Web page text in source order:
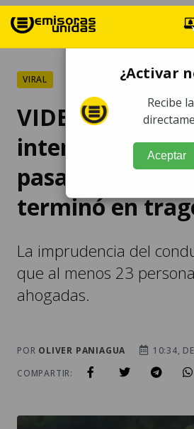
VIRAL
VIDEO: piloto
intentó pasar
pasajeros a
terminó en
La imprudencia del
que al menos 23
ahogadas.
POR OLIVER PANIAGUA
10:34,
COMPARTIR:
¿Activar
Recibe
Aceptar